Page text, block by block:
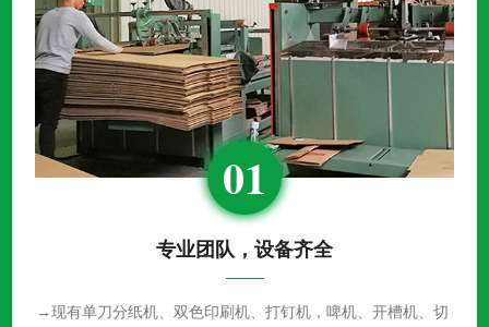
01
专业团队，设备齐全
→现有单刀分纸机、双色印刷机、打钉机，啤机、开槽机、切